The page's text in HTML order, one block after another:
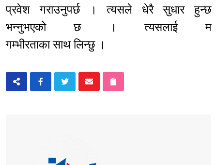
प्रवेश गराउनुपर्छ । त्यसले धेरै सुधार हुन्छ
भन्नुभएको छ । त्यसलाई म
गम्भीरताका साथ लिन्छु ।